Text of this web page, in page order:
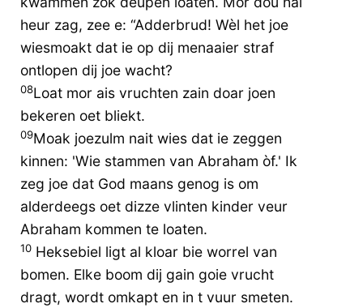
heur zag, zee e: “Adderbrud! Wèl het joe
wiesmoakt dat ie op dij menaaier straf
ontlopen dij joe wacht?
08Loat mor ais vruchten zain doar joen
bekeren oet bliekt.
09Moak joezulm nait wies dat ie zeggen
kinnen: 'Wie stammen van Abraham òf.' Ik
zeg joe dat God maans genog is om
alderdeegs oet dizze vlinten kinder veur
Abraham kommen te loaten.
10 Heksebiel ligt al kloar bie worrel van
bomen. Elke boom dij gain goie vrucht
dragt, wordt omkapt en in t vuur smeten.